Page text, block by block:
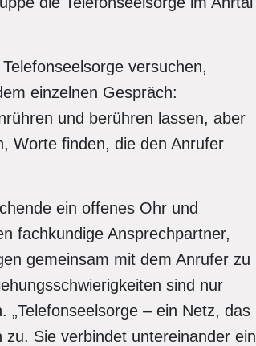
versuchen,
einzelnen Gespräch:
und berühren lassen, aber
Worte finden, die den Anrufer
ein offenes Ohr und
fachkundige Ansprechpartner,
gemeinsam mit dem Anrufer zu
sind nur
„Telefonseelsorge – ein Netz, das
Sie verbindet untereinander ein